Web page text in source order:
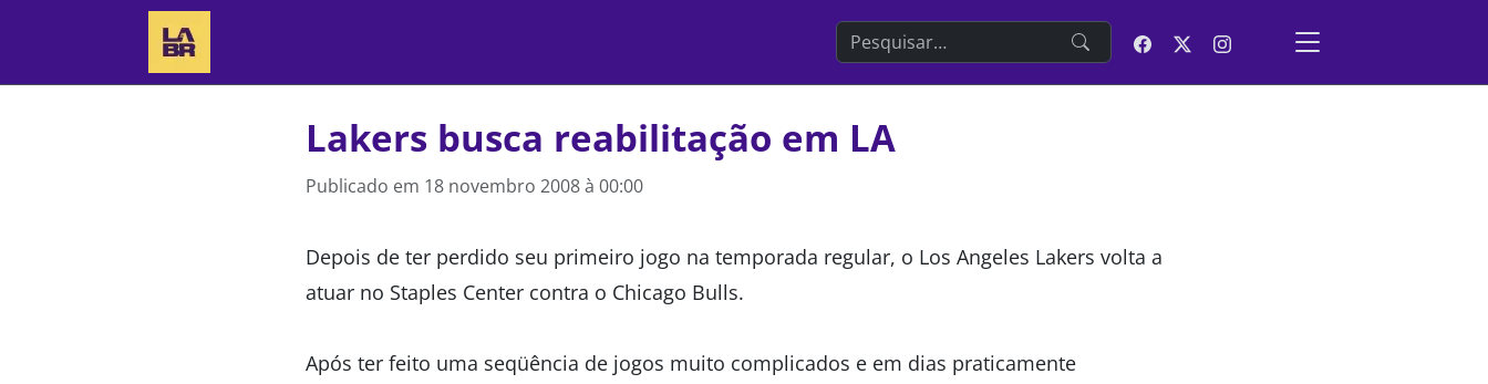
Search the website
Lakers busca reabilitação em LA
Publicado em 18 novembro 2008 à 00:00
Depois de ter perdido seu primeiro jogo na temporada regular, o Los Angeles Lakers volta a
atuar no Staples Center contra o Chicago Bulls.
Após ter feito uma seqüência de jogos muito complicados e em dias praticamente